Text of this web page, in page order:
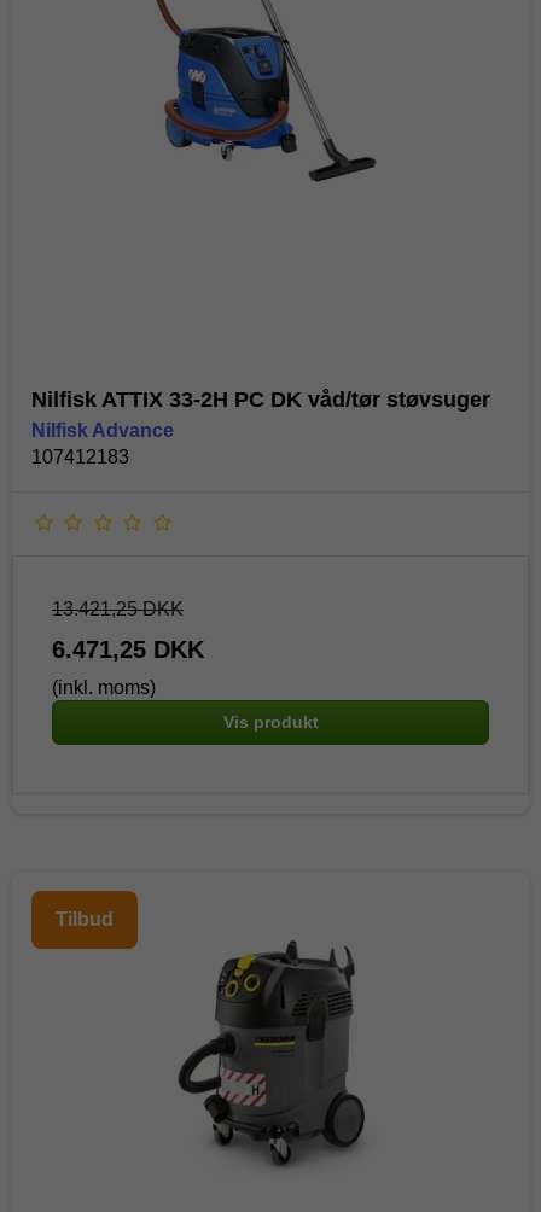
Nilfisk ATTIX 33-2H PC DK våd/tør støvsuger
Nilfisk Advance
107412183
13.421,25 DKK
6.471,25 DKK
(inkl. moms)
Vis produkt
Tilbud